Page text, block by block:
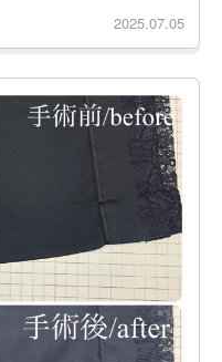
2025.07.05